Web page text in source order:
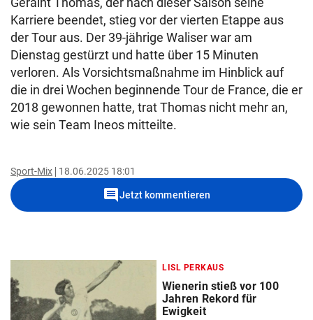
Karriere beendet, stieg vor der vierten Etappe aus
der Tour aus. Der 39-jährige Waliser war am
Dienstag gestürzt und hatte über 15 Minuten
verloren. Als Vorsichtsmaßnahme im Hinblick auf
die in drei Wochen beginnende Tour de France, die er
2018 gewonnen hatte, trat Thomas nicht mehr an,
wie sein Team Ineos mitteilte.
Sport-Mix 18.06.2025 18:01
commentJetzt kommentieren
LISL PERKAUS
Wienerin stieß vor 100
Jahren Rekord für
Ewigkeit